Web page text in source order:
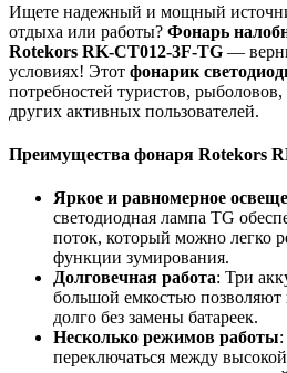
Ищете надежный и мощный
отдыха или работы? Фонарь
Rotekors RK-CT012-3F-TG —
условиях! Этот фонарик
потребностей туристов,
других активных пользователей.
Преимущества фонаря Rotekors
Яркое и равномерное
светодиодная лампа TG
поток, который можно легко
функции зумирования.
Долговечная работа: Три
большой емкостью позволяют
долго без замены батареек.
Несколько режимов работы
переключаться между